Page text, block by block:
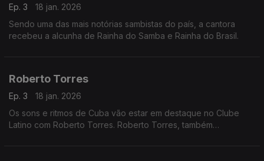
Ep. 3
18 jan. 2026
Sendo uma das mais notórias sambistas do país, a cantora
recebeu a alcunha de Rainha do Samba e Rainha do Brasil.
Roberto Torres
Ep. 3
18 jan. 2026
Os sons e ritmos de Cuba vão estar em destaque no Clube
Latino com Roberto Torres. Roberto Torres, também